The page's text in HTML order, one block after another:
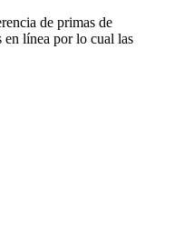
de primas de
en línea por lo cual las